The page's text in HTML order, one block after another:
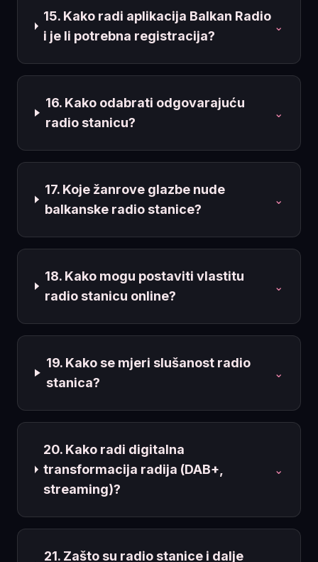
15. Kako radi aplikacija Balkan Radio
i je li potrebna registracija?
⌄
16. Kako odabrati odgovarajuću
radio stanicu?
⌄
17. Koje žanrove glazbe nude
balkanske radio stanice?
⌄
18. Kako mogu postaviti vlastitu
radio stanicu online?
⌄
19. Kako se mjeri slušanost radio
stanica?
⌄
20. Kako radi digitalna
transformacija radija (DAB+,
streaming)?
⌄
21. Zašto su radio stanice i dalje